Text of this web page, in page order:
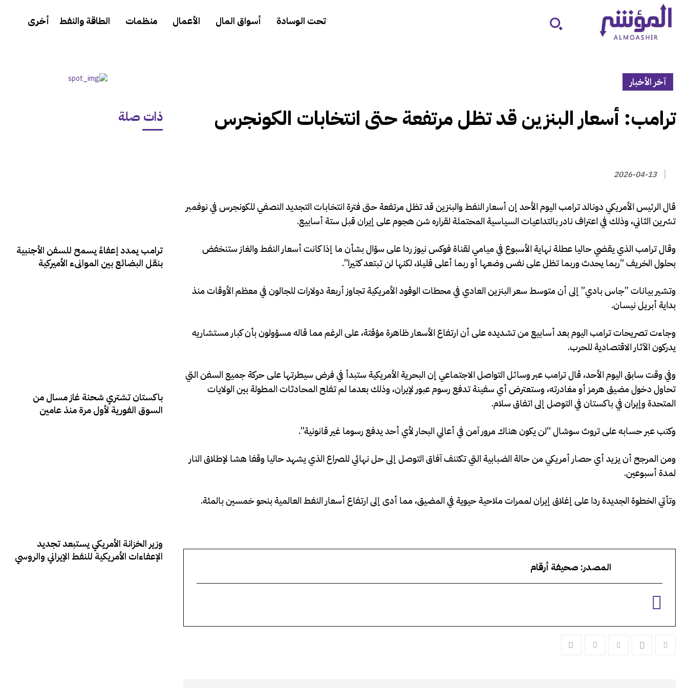
تحت الوسادة أسواق المال الأعمال منظمات الطاقة والنفط أخرى
ذات صلة
‏ترامب يمدد إعفاءً يسمح للسفن الأجنبية
بنقل البضائع بين الموانىء الأميركية
‏باكستان تشتري شحنة غاز مسال من
السوق الفورية لأول مرة منذ عامين
‏وزير الخزانة الأمريكي يستبعد تجديد
الإعفاءات الأمريكية للنفط الإيراني والروسي
آخر الأخبار
‏ترامب: أسعار البنزين قد تظل مرتفعة حتى انتخابات الكونجرس
2026-04-13
قال الرئيس الأمريكي دونالد ترامب اليوم ‌الأحد إن أسعار النفط والبنزين قد تظل مرتفعة حتى فترة انتخابات التجديد النصفي للكونجرس في نوفمبر
تشرين الثاني، وذلك في اعتراف نادر بالتداعيات السياسية المحتملة لقراره شن هجوم على إيران قبل ستة أسابيع.
وقال ترامب الذي ​يقضي حاليا عطلة نهاية الأسبوع في ميامي لقناة فوكس نيوز ردا على سؤال بشأن ما إذا كانت أسعار النفط والغاز ستنخفض
بحلول الخريف “ربما يحدث وربما تظل على نفس وضعها أو ربما أعلى قليلا، لكنها لن تبتعد كثيرا”.
وتشير بيانات ’’جاس بادي” إلى أن متوسط سعر البنزين العادي في محطات الوقود الأمريكية تجاوز أربعة دولارات للجالون في معظم الأوقات منذ
بداية أبريل نيسان.
وجاءت تصريحات ترامب اليوم بعد أسابيع من تشديده على أن ارتفاع الأسعار ظاهرة مؤقتة، على الرغم مما قاله مسؤولون بأن كبار مستشاريه
يدركون الآثار الاقتصادية للحرب.
وفي وقت سابق ‌اليوم الأحد، قال ‌ترامب عبر وسائل التواصل الاجتماعي إن البحرية الأمريكية ستبدأ ​في ‌فرض ⁠سيطرتها على ​حركة جميع ⁠السفن التي
تحاول دخول مضيق هرمز أو مغادرته، وستعترض أي سفينة تدفع رسوم عبور لإيران، وذلك بعدما لم تفلح المحادثات المطولة بين الولايات
المتحدة وإيران في باكستان في التوصل إلى اتفاق سلام.
وكتب عبر حسابه على تروث سوشال “لن يكون هناك مرور آمن في أعالي البحار لأي أحد يدفع رسوما غير قانونية”.
ومن المرجح أن يزيد أي حصار أمريكي من حالة الضبابية التي تكتنف آفاق التوصل إلى حل نهائي للصراع الذي يشهد حاليا وقفا هشا لإطلاق النار
لمدة أسبوعين.
وتأتي ⁠الخطوة الجديدة ردا على إغلاق إيران لممرات ملاحية حيوية في المضيق، ‌مما أدى إلى ارتفاع أسعار النفط العالمية بنحو خمسين ‌بالمئة.
المصدر: صحيفة أرقام